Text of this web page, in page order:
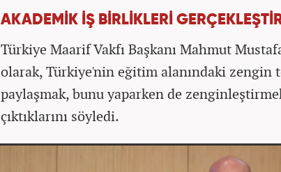
AKADEMİK İŞ BİRLİKLERİ
Türkiye Maarif Vakfı Başkanı Mahmut
olarak, Türkiye'nin eğitim alanındaki zengin
paylaşmak, bunu yaparken de
çıktıklarını söyledi.